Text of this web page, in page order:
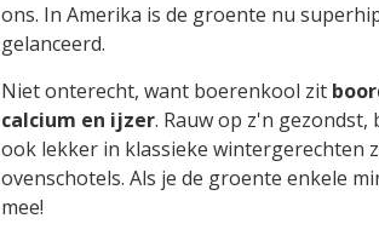
ons. In Amerika is de groente nu
gelanceerd.
Niet onterecht, want boerenkool zit
calcium en ijzer. Rauw op z'n
ook lekker in klassieke wintergerechten
ovenschotels. Als je de groente enkele
mee!